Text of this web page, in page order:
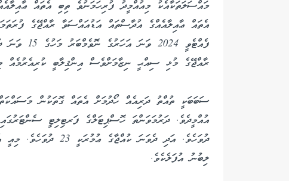
މައްސަލަތަކާއެކު މިއުއްމީދު ފުރިހަމަނުވެ ތިބި އެތައް
އެތައް ޢާއިލާއެއްގެ އުދާސްތައް އަޑުއައްސަވާ ރާއްޖޭގެ
ފެއްޓެވީ
ރާއްޖޭގެ މުޅި ސިއްޙީ ނިޒާމަށްވެސް އިންޤިލާބީ ކުރިއެރުމެއް
ދުވަހެވެ. އަދި ދެވަނަ
ލިބުނު އުފަލެކެވެ.